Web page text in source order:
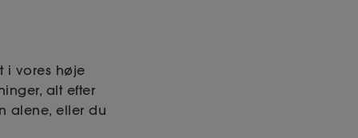
i vores høje
alt efter
alene, eller du